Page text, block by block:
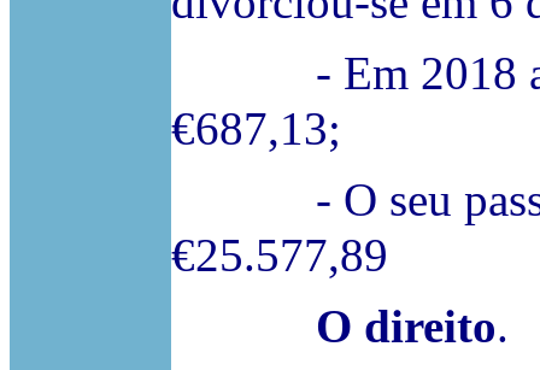
- Em 2018
€687,13;
- O seu
€25.577,89
O direito.